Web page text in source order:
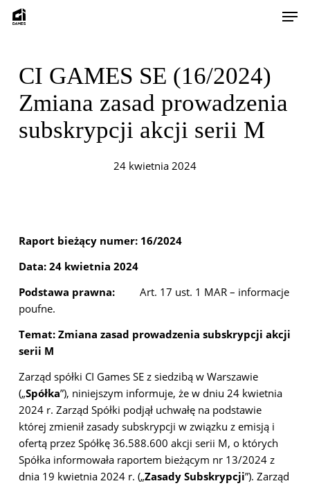
Skip
CI GAMES SE (16/2024)
Zmiana zasad prowadzenia
subskrypcji akcji serii M
24 kwietnia 2024
Raport bieżący numer: 16/2024
Data: 24 kwietnia 2024
Podstawa prawna:
Art. 17 ust. 1 MAR – informacje
poufne.
Temat: Zmiana zasad prowadzenia subskrypcji akcji
serii M
Zarząd spółki CI Games SE z siedzibą w Warszawie
(„Spółka”), niniejszym informuje, że w dniu 24 kwietnia
2024 r. Zarząd Spółki podjął uchwałę na podstawie
której zmienił zasady subskrypcji w związku z emisją i
ofertą przez Spółkę 36.588.600 akcji serii M, o których
Spółka informowała raportem bieżącym nr 13/2024 z
dnia 19 kwietnia 2024 r. („Zasady Subskrypcji”). Zarząd